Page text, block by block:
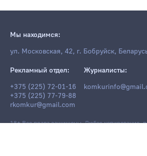
Мы находимся:
ул. Московская, 42, г. Бобруйск,
Рекламный отдел:
+375 (225) 72-01-16
+375 (225) 77-79-88
rkomkur@gmail.com
Журналисты:
18+ Все права защищены. Любое копирование,